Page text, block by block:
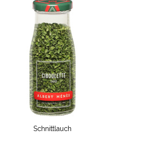
Schnittlauch